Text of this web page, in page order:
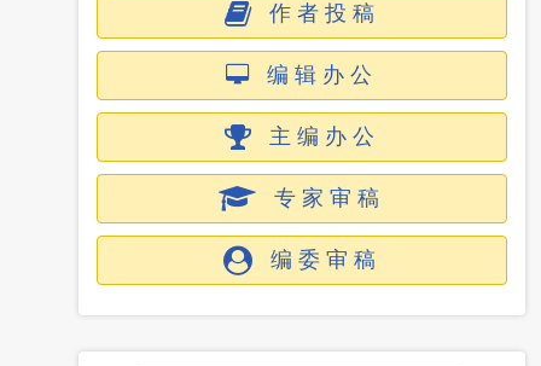
作者投稿
编辑办公
主编办公
专家审稿
编委审稿